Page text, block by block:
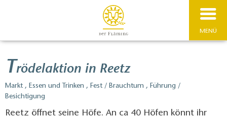
MENÜ
Trödelaktion in Reetz
Markt , Essen und Trinken , Fest / Brauchtum , Führung /
Besichtigung
Reetz öffnet seine Höfe. An ca 40 Höfen könnt ihr